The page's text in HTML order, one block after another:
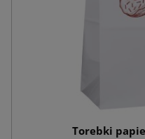
Torebki